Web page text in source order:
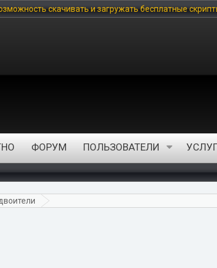
бесплатные скрипты. Добавь 5 скриптов и
ФОРУМ ПОЛЬЗОВАТЕЛИ